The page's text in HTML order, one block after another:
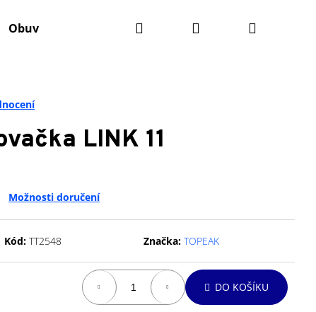
Obuv Výživa Údržba kola
Hledat PřihlášeníNákupní
LINK 11
Možnosti doručení
Kód: TT2548 Značka:TOPEAK
DO KOŠÍKU
Následující